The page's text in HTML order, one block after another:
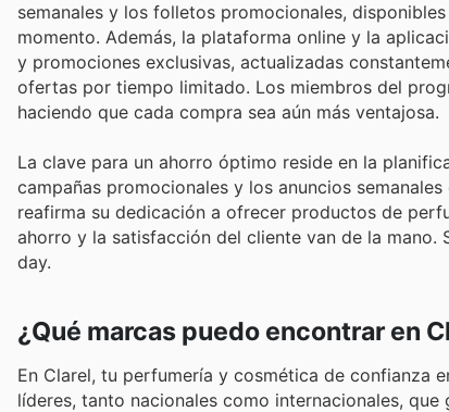
semanales y los folletos promocionales,
momento. Además, la plataforma online y la
y promociones exclusivas, actualizadas
ofertas por tiempo limitado. Los miembros del
haciendo que cada compra sea aún más ventajosa.
La clave para un ahorro óptimo reside en la
campañas promocionales y los anuncios
reafirma su dedicación a ofrecer productos de
ahorro y la satisfacción del cliente van de la
day.
¿Qué marcas puedo encontrar en
En Clarel, tu perfumería y cosmética de confianza
líderes, tanto nacionales como internacionales,